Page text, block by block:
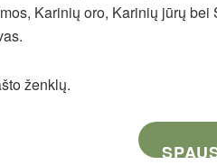
Karinių oro, Karinių jūrų bei
ženklų.